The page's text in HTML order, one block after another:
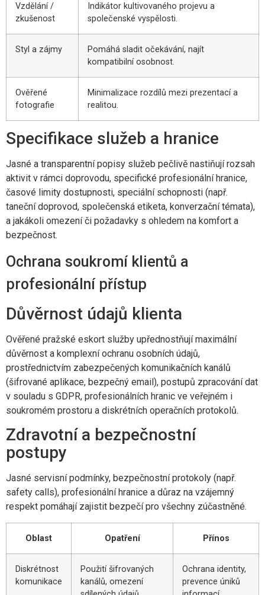
Vzdělání /
zkušenost
Indikátor kultivovaného projevu a
společenské vyspělosti.
Styl a zájmy
Pomáhá sladit očekávání, najít
kompatibilní osobnost.
Ověřené
fotografie
Minimalizace rozdílů mezi prezentací a
realitou.
Specifikace služeb a hranice
Jasné a transparentní popisy služeb pečlivě nastiňují rozsah
aktivit v rámci doprovodu, specifické profesionální hranice,
časové limity dostupnosti, speciální schopnosti (např.
taneční doprovod, společenská etiketa, konverzační témata),
a jakákoli omezení či požadavky s ohledem na komfort a
bezpečnost.
Ochrana soukromí klientů a
profesionální přístup
Důvěrnost údajů klienta
Ověřené pražské eskort služby upřednostňují maximální
důvěrnost a komplexní ochranu osobních údajů,
prostřednictvím zabezpečených komunikačních kanálů
(šifrované aplikace, bezpečný email), postupů zpracování dat
v souladu s GDPR, profesionálních hranic ve veřejném i
soukromém prostoru a diskrétních operačních protokolů.
Zdravotní a bezpečnostní
postupy
Jasné servisní podmínky, bezpečnostní protokoly (např.
safety calls), profesionální hranice a důraz na vzájemný
respekt pomáhají zajistit bezpečí pro všechny zúčastněné.
Oblast Opatření Přínos
Diskrétnost
komunikace
Použití šifrovaných
kanálů, omezení
Ochrana identity,
prevence úniků